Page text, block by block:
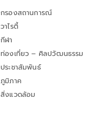
กรองสถานการณ์
วาไรตี้
กีฬา
ท่องเที่ยว – ศิลปวัฒนธรรม
ประชาสัมพันธ์
ภูมิภาค
สิ่งแวดล้อม